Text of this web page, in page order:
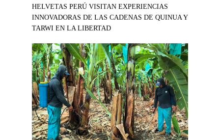
HELVETAS PERÚ VISITAN EXPERIENCIAS
INNOVADORAS DE LAS CADENAS DE QUINUA Y
TARWI EN LA LIBERTAD